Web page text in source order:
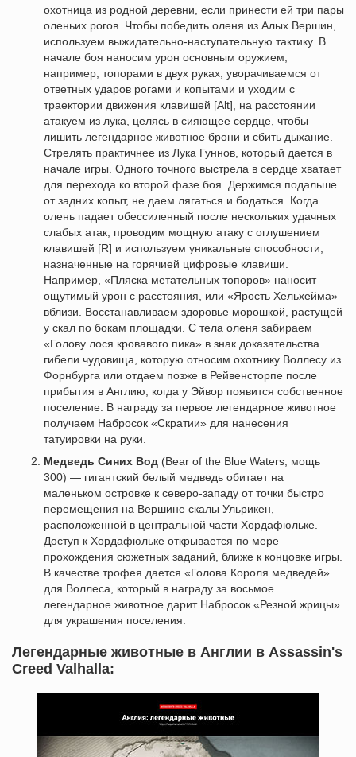
охотница из родной деревни, если принести ей три пары
оленьих рогов. Чтобы победить оленя из Алых Вершин,
используем выжидательно-наступательную тактику. В
начале боя наносим урон основным оружием,
например, топорами в двух руках, уворачиваемся от
ответных ударов рогами и копытами и уходим с
траектории движения клавишей [Alt], на расстоянии
атакуем из лука, целясь в сияющее сердце, чтобы
лишить легендарное животное брони и сбить дыхание.
Стрелять практичнее из Лука Гуннов, который дается в
начале игры. Одного точного выстрела в сердце хватает
для перехода ко второй фазе боя. Держимся подальше
от задних копыт, не даем лягаться и бодаться. Когда
олень падает обессиленный после нескольких удачных
слабых атак, проводим мощную атаку с оглушением
клавишей [R] и используем уникальные способности,
назначенные на горячией цифровые клавиши.
Например, «Пляска метательных топоров» наносит
ощутимый урон с расстояния, или «Ярость Хельхейма»
вблизи. Восстанавливаем здоровье морошкой, растущей
у скал по бокам площадки. С тела оленя забираем
«Голову лося кровавого пика» в знак доказательства
гибели чудовища, которую относим охотнику Воллесу из
Форнбурга или отдаем позже в Рейвенсторпе после
прибытия в Англию, когда у Эйвор появится собственное
поселение. В награду за первое легендарное животное
получаем Набросок «Скратии» для нанесения
татуировки на руки.
Медведь Синих Вод (Bear of the Blue Waters, мощь
300) — гигантский белый медведь обитает на
маленьком островке к северо-западу от точки быстро
перемещения на Вершине скалы Ульрикен,
расположенной в центральной части Хордафюльке.
Доступ к Хордафюльке открывается по мере
прохождения сюжетных заданий, ближе к концовке игры.
В качестве трофея дается «Голова Короля медведей»
для Воллеса, который в награду за восьмое
легендарное животное дарит Набросок «Резной жрицы»
для украшения поселения.
Легендарные животные в Англии в Assassin's
Creed Valhalla: